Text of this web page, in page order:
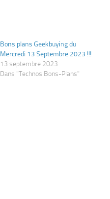
Bons plans Geekbuying du
Mercredi 13 Septembre 2023 !!!
13 septembre 2023
Dans "Technos Bons-Plans"